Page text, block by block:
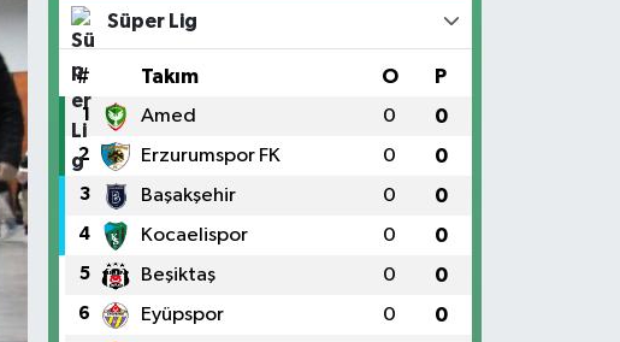
Süper Lig
# Takım O P
1 Amed 0 0
2 Erzurumspor FK 0 0
3 Başakşehir 0 0
4 Kocaelispor 0 0
5 Beşiktaş 0 0
6 Eyüpspor 0 0